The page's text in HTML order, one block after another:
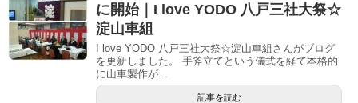
に開始｜I love YODO 八戸三社大祭☆
淀山車組
I love YODO 八戸三社大祭☆淀山車組さんがブログ
を更新しました。 手斧立てという儀式を経て本格的
に山車製作が...
記事を読む